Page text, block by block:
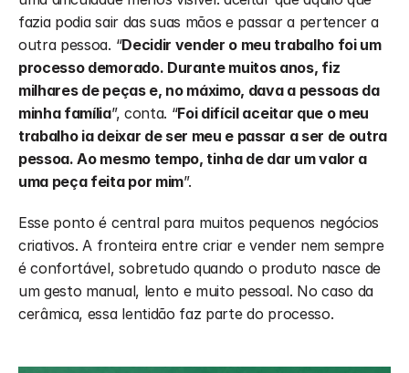
fazia podia sair das suas mãos e passar a pertencer a
outra pessoa. “Decidir vender o meu trabalho foi um
processo demorado. Durante muitos anos, fiz
milhares de peças e, no máximo, dava a pessoas da
minha família”, conta. “Foi difícil aceitar que o meu
trabalho ia deixar de ser meu e passar a ser de outra
pessoa. Ao mesmo tempo, tinha de dar um valor a
uma peça feita por mim”.
Esse ponto é central para muitos pequenos negócios
criativos. A fronteira entre criar e vender nem sempre
é confortável, sobretudo quando o produto nasce de
um gesto manual, lento e muito pessoal. No caso da
cerâmica, essa lentidão faz parte do processo.